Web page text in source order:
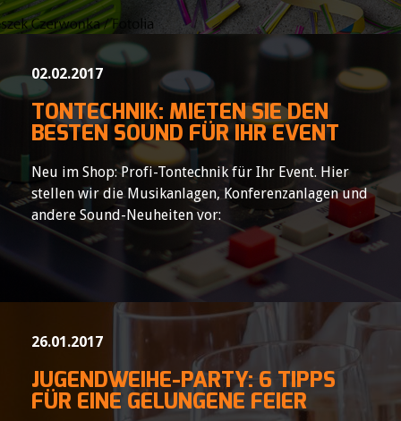
02.02.2017
TONTECHNIK: MIETEN SIE DEN
BESTEN SOUND FÜR IHR EVENT
Neu im Shop: Profi-Tontechnik für Ihr Event. Hier
stellen wir die Musikanlagen, Konferenzanlagen und
andere Sound-Neuheiten vor:
26.01.2017
JUGENDWEIHE-PARTY: 6 TIPPS
FÜR EINE GELUNGENE FEIER